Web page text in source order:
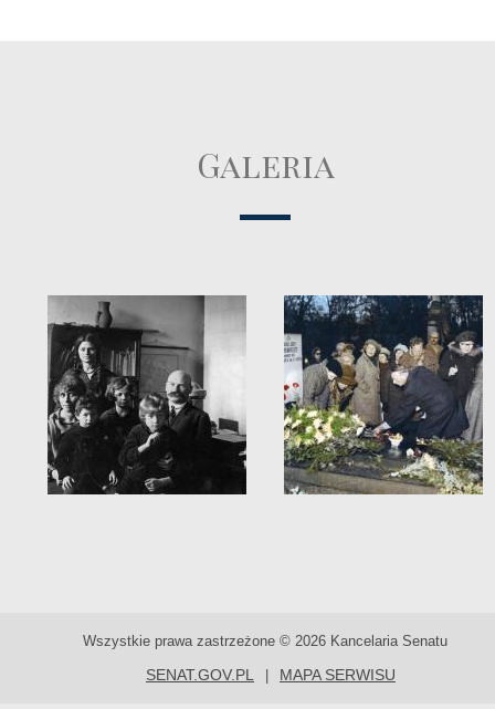
Galeria
Wszystkie prawa zastrzeżone © 2026 Kancelaria Senatu
SENAT.GOV.PL MAPA SERWISU